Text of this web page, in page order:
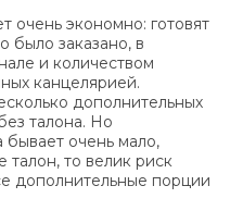
очень экономно: готовят
было заказано, в
и количеством
канцелярией.
дополнительных
талона. Но
бывает очень мало,
талон, то велик риск
дополнительные порции